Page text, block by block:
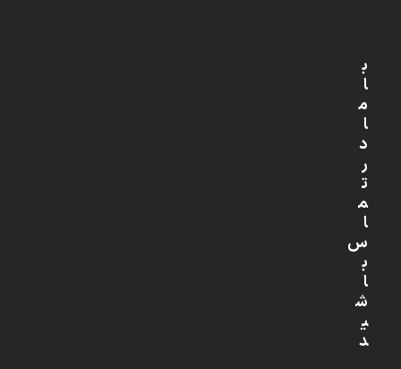
ب
ا
م
ا
د
ر
ت
م
ا
س
ب
ا
ش
ی
د